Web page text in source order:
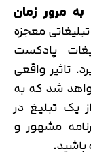
مرور زمان
معجزه
پادکست
تاثیر واقعی
شد که به
یک تبلیغ در
مشهور و
باشید.